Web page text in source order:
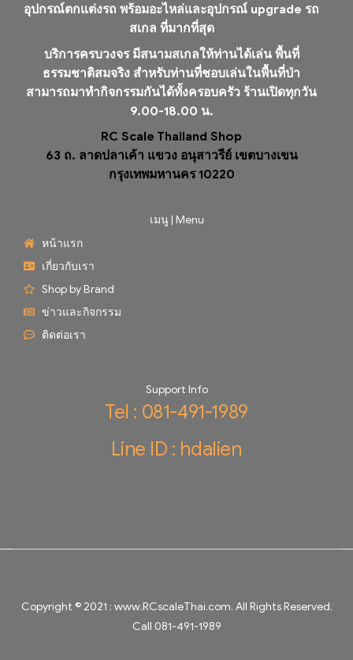
อุปกรณ์ตกแต่งรถ พร้อมอะไหล่และอุปกรณ์ upgrade รถ
สเกล ที่มากที่สุด
บริการครบวงจร มีสนามสเกลให้ท่านได้เล่น พื้นที่
ธรรมชาติสมจริง สำหรับท่านที่ชอบเล่นในพื้นที่ป่า
สามารถมาทำกิจกรรมกันได้ทั้งครอบครัว ร้านเปิดทุกวัน
9.00-18.00 น.
RC Scale Thailand Shop
63 ถ. ลาดปลาเค้า แขวง อนุสาวรีย์ เขตบางเขน
กรุงเทพมหานคร 10220
เมนู | Menu
หน้าแรก
เกี่ยวกับเรา
Shop by Brand
ข่าวและกิจกรรม
ติดต่อเรา
Support Info
Tel : 081-491-1989
Line ID : hdalien
Copyright © 2021 : www.RCscaleThai.com. All Rights Reserved.
Call 081-491-1989